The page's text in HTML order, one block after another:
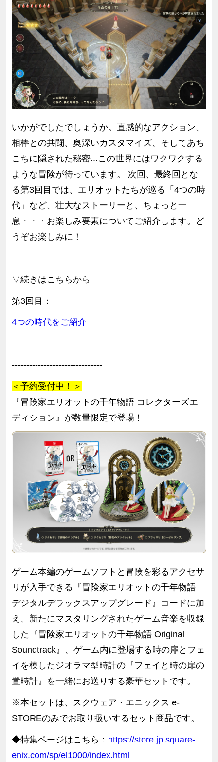
いかがでしたでしょうか。直感的なアクション、
相棒との共闘、奥深いカスタマイズ、そしてあち
こちに隠された秘密...この世界にはワクワクする
ような冒険が待っています。 次回、最終回とな
る第3回目では、エリオットたちが巡る「4つの時
代」など、壮大なストーリーと、ちょっと一
息・・・お楽しみ要素についてご紹介します。ど
うぞお楽しみに！
▽続きはこちらから
第3回目：
4つの時代を ご紹介
-------------------------------
＜予約受付中！＞
『冒険家エリオットの千年物語 コレクターズエ
ディション』が数量限定で登場！
ゲーム本編のゲームソフトと冒険を彩るアクセサ
リが入手できる『冒険家エリオットの千年物語
デジタルデラックスアップグレード』コードに加
え、新たにマスタリングされたゲーム音楽を収録
した『冒険家エリオットの千年物語 Original
Soundtrack』、ゲーム内に登場する時の扉とフェ
イを模したジオラマ型時計の『フェイと時の扉の
置時計』を一緒にお送りする豪華セットです。
※本セットは、スクウェア・エニックス e-
STOREのみでお取り扱いするセット商品です。
◆特集ページはこちら： https://store.jp.square-
enix.com/sp/el1000/index.html